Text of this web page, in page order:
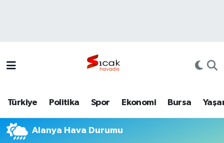
Türkiye Politika Spor Ekonomi Bursa
Alanya Hava Durumu